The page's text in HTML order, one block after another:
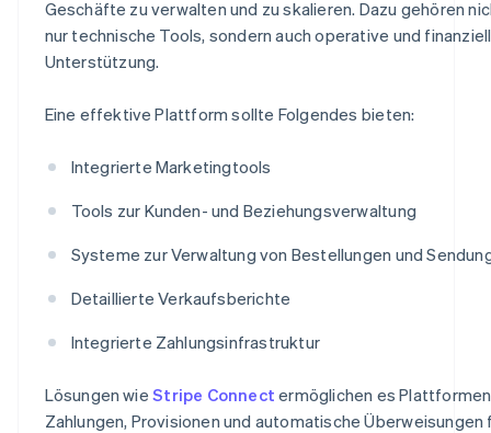
Geschäfte zu verwalten und zu skalieren. Dazu gehören
nur technische Tools, sondern auch operative und
Unterstützung.
Eine effektive Plattform sollte Folgendes bieten:
Integrierte Marketingtools
Tools zur Kunden- und Beziehungsverwaltung
Systeme zur Verwaltung von Bestellungen und
Detaillierte Verkaufsberichte
Integrierte Zahlungsinfrastruktur
Lösungen wieStripe Connect ermöglichen es
Zahlungen, Provisionen und automatische Überweisungen